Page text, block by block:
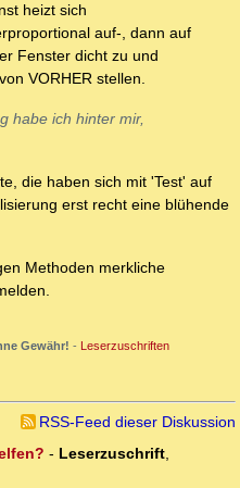
heizt sich
auf-, dann auf
Fenster dicht zu und
VORHER stellen.
habe ich hinter mir,
die haben sich mit 'Test' auf
erst recht eine blühende
Methoden merkliche
Gewähr! - Leserzuschriften
RSS-Feed dieser Diskussion
- Leserzuschrift,